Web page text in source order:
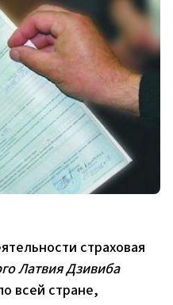
страховая
Латвия Дзивиба
всей стране,